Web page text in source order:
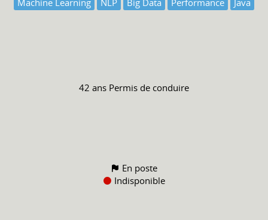
Machine Learning NLP Big Data Performance Java
42 ans Permis de conduire
En poste
Indisponible